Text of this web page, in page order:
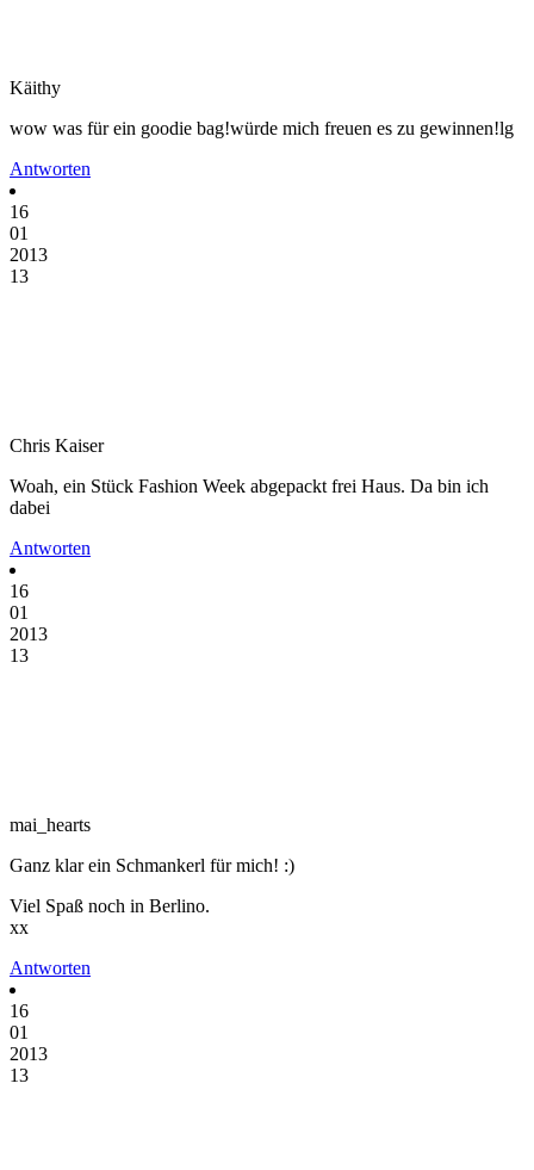
Käithy
wow was für ein goodie bag!würde mich freuen es zu gewinnen!lg
Antworten
16
01
2013
13
Chris Kaiser
Woah, ein Stück Fashion Week abgepackt frei Haus. Da bin ich
dabei
Antworten
16
01
2013
13
mai_hearts
Ganz klar ein Schmankerl für mich! :)
Viel Spaß noch in Berlino.
xx
Antworten
16
01
2013
13